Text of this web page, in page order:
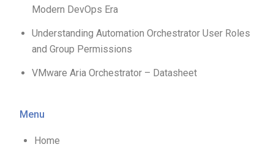
Modern DevOps Era
Understanding Automation Orchestrator User Roles
and Group Permissions
VMware Aria Orchestrator – Datasheet
Menu
Home